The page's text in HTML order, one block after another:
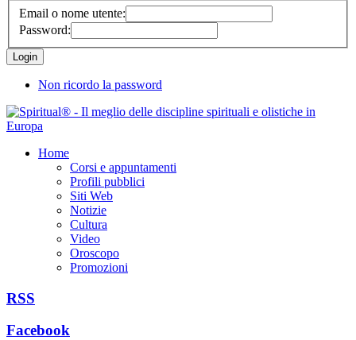
Email o nome utente:
Password:
Non ricordo la password
Home
Corsi e appuntamenti
Profili pubblici
Siti Web
Notizie
Cultura
Video
Oroscopo
Promozioni
RSS
Facebook